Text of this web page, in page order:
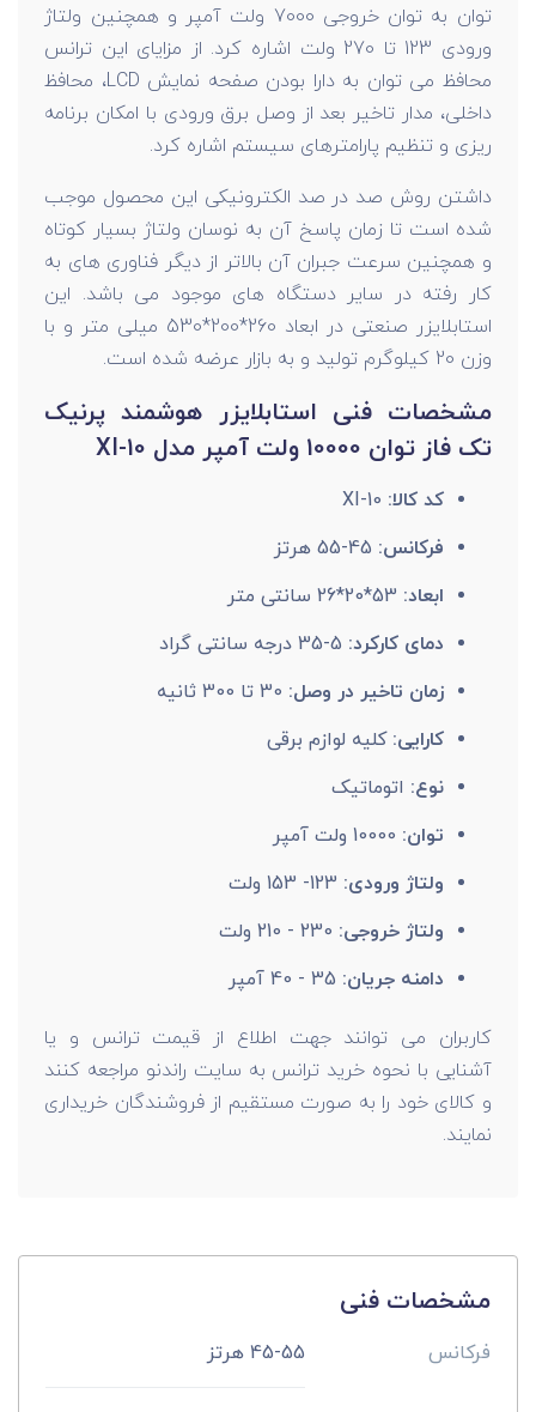
توان به توان خروجی 7000 ولت آمپر و همچنین ولتاژ
ورودی 123 تا 270 ولت اشاره کرد. از مزایای این ترانس
محافظ می توان به دارا بودن صفحه نمایش LCD، محافظ
داخلی، مدار تاخیر بعد از وصل برق ورودی با امکان برنامه
ریزی و تنظیم پارامترهای سیستم اشاره کرد.
داشتن روش صد در صد الکترونیکی این محصول موجب
شده است تا زمان پاسخ آن به نوسان ولتاژ بسیار کوتاه
و همچنین سرعت جبران آن بالاتر از دیگر فناوری های به
کار رفته در سایر دستگاه های موجود می باشد. این
استابلایزر صنعتی در ابعاد 260*200*530 میلی متر و با
وزن 20 کیلوگرم تولید و به بازار عرضه شده است.
مشخصات فنی استابلایزر هوشمند پرنیک
تک فاز توان 10000 ولت آمپر مدل XI-10
کد کالا: XI-10
فرکانس:
ابعاد:
دمای کارکرد:
زمان تاخیر در وصل:
کارایی:کلیه لوازم برقی
نوع: اتوماتیک
توان: 10000 ولت آمپر
ولتاژ ورودی:
ولتاژ خروجی:
دامنه جریان:
کاربران می توانند جهت اطلاع از قیمت ترانس و یا
آشنایی با نحوه خرید ترانس به سایت راندنو مراجعه کنند
و کالای خود را به صورت مستقیم از فروشندگان خریداری
نمایند.
مشخصات فنی
فرکانس 45-55 هرتز